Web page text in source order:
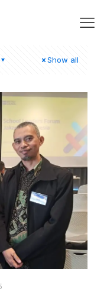
Show all